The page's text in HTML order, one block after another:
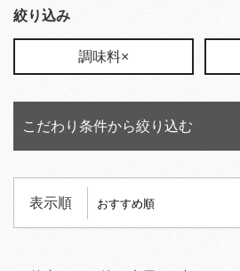
絞り込み
調味料×
こだわり条件から絞り込む
表示順